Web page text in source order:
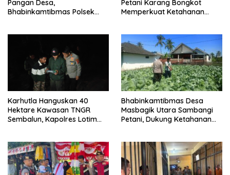
Pangan Desa,
Bhabinkamtibmas Polsek
Petani Karang Bongkot
Memperkuat Ketahanan
Karhutla Hanguskan 40
Hektare Kawasan TNGR
Sembalun, Kapolres Lotim
Bhabinkamtibmas Desa
Masbagik Utara Sambangi
Petani, Dukung Ketahanan